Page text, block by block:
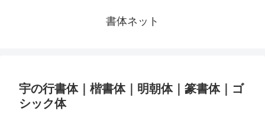
書体ネット
宇の行書体｜楷書体｜明朝体｜篆書体｜ゴ
シック体